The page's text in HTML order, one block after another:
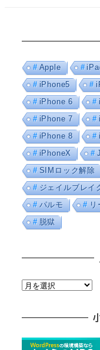
Apple
iPhone5
iPhone 6
iPhone 7
iPhone 8
iPhoneX
SIMロック解除
ジェイルブレイ
パルモ
リ
脱獄
月
カ